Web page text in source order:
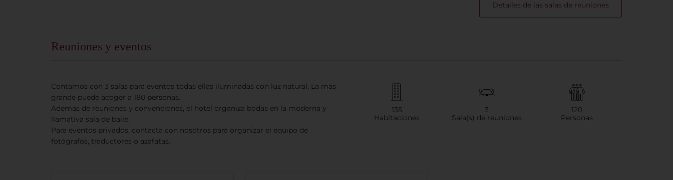
Detalles de las salas de reuniones
Reuniones y eventos
Contamos con 3 salas para eventos todas ellas iluminadas con luz natural. La más
grande puede acoger a 180 personas.
Además de reuniones y convenciones, el hotel organiza bodas en la moderna y
llamativa sala de baile.
Para eventos privados, contacta con nosotros para organizar el equipo de
fotógrafos, traductores o azafatas.
135
Habitaciones
3
Sala(s) de reuniones
120
Personas
Ocupación
Código promocional